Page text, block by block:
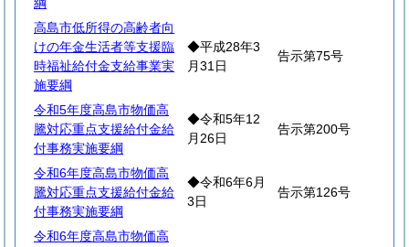
高島市低所得の高齢者向
けの年金生活者等支援臨
時福祉給付金支給事業実
施要綱
◆平成28年3
月31日
告示第75号
令和5年度高島市物価高
騰対応重点支援給付金給
付事務実施要綱
◆令和5年12
月26日
告示第200号
令和6年度高島市物価高
騰対応重点支援給付金給
付事務実施要綱
◆令和6年6月
3日
告示第126号
令和6年度高島市物価高